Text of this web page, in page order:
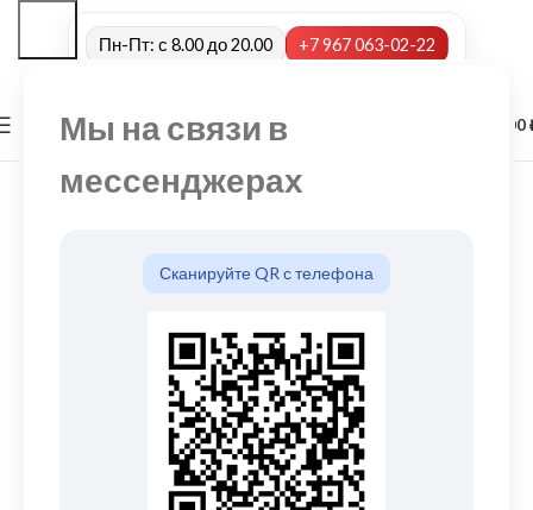
Мы на связи в
мессенджерах
Сканируйте QR с телефона
Пн-Пт: с 8.00 до 20.00 +7 967 063-02-22
МЕНЮ 0,00